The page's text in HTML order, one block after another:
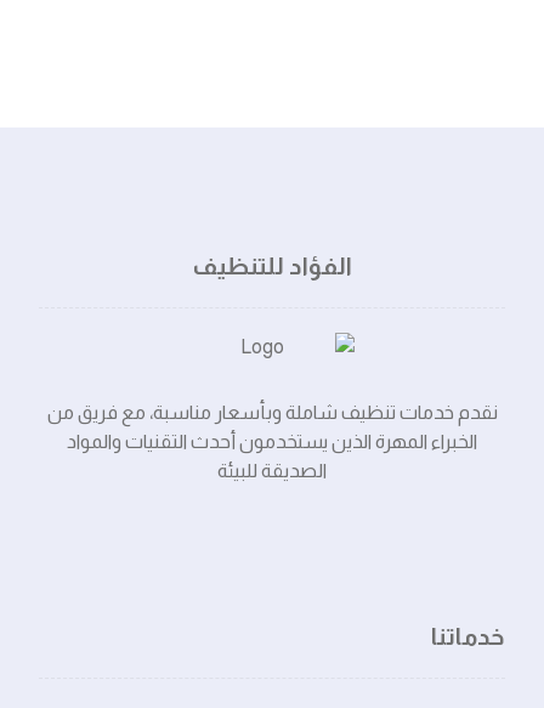
الفؤاد للتنظيف
نقدم خدمات تنظيف شاملة وبأسعار مناسبة، مع فريق من
الخبراء المهرة الذين يستخدمون أحدث التقنيات والمواد
الصديقة للبيئة
خدماتنا